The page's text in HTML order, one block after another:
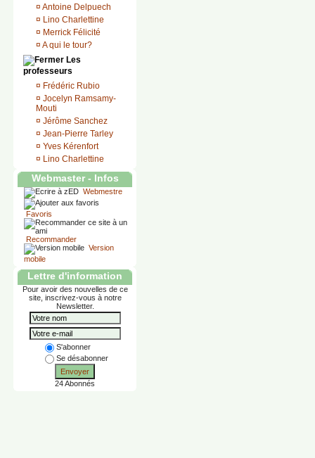
¤ Antoine Delpuech
¤ Lino Charlettine
¤ Merrick Félicité
¤ A qui le tour?
Les
professeurs
¤ Frédéric Rubio
¤ Jocelyn Ramsamy-
Mouti
¤ Jérôme Sanchez
¤ Jean-Pierre Tarley
¤ Yves Kérenfort
¤ Lino Charlettine
Webmaster - Infos
Webmestre
Favoris
Recommander
Version
mobile
Lettre d'information
Pour avoir des nouvelles de ce
site, inscrivez-vous à notre
Newsletter.
S'abonner
Se désabonner
Envoyer
24 Abonnés